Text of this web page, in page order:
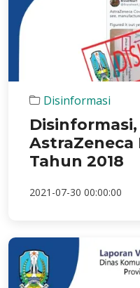
Disinformasi
Tahun 2018
2021-07-30 00:00:00